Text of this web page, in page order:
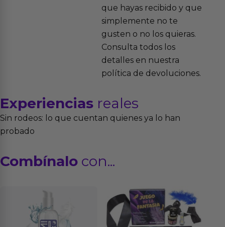
que hayas recibido y que
simplemente no te
gusten o no los quieras.
Consulta todos los
detalles en nuestra
política de devoluciones.
Experiencias reales
Sin rodeos: lo que cuentan quienes ya lo han
probado
Combínalo con...